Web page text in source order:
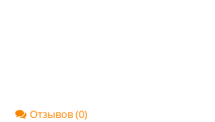
Отзывов (0)